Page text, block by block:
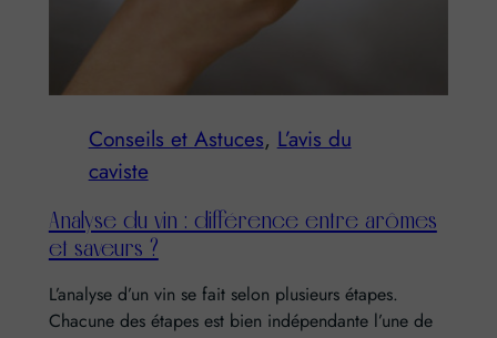
Conseils et Astuces, L’avis du
caviste
Analyse du vin : différence entre arômes
et saveurs ?
L’analyse d’un vin se fait selon plusieurs étapes.
Chacune des étapes est bien indépendante l’une de